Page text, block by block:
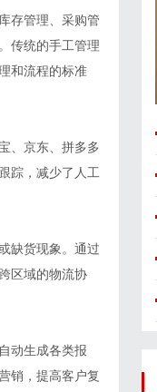
存管理、采购管
传统的手工管理
和流程的标准
、京东、拼多多
踪，减少了人工
缺货现象。通过
区域的物流协
动生成各类报
销，提高客户复